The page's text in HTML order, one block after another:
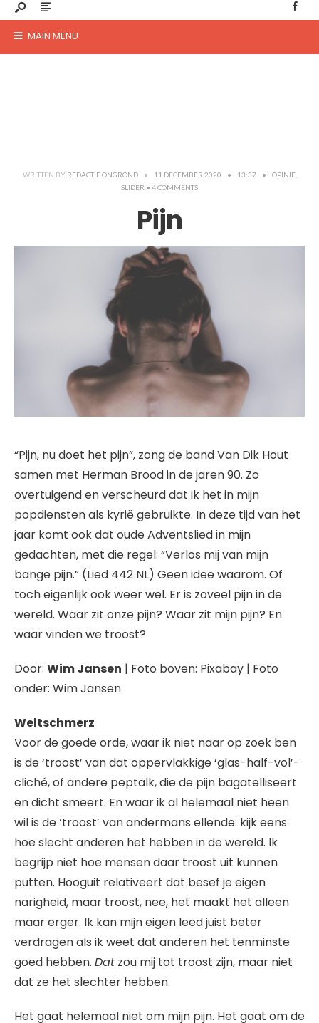
MAIN MENU
WRITTEN BY REDACTIE ONGROND • 11 DECEMBER 2020 • 13:37 • OPINIE,
SLIDER • 4 COMMENTS
Pijn
“Pijn, nu doet het pijn”, zong de band Van Dik Hout
samen met Herman Brood in de jaren 90. Zo
overtuigend en verscheurd dat ik het in mijn
popdiensten als kyrië gebruikte. In deze tijd van het
jaar komt ook dat oude Adventslied in mijn
gedachten, met die regel: “Verlos mij van mijn
bange pijn.” (Lied 442 NL) Geen idee waarom. Of
toch eigenlijk ook weer wel. Er is zoveel pijn in de
wereld. Waar zit onze pijn? Waar zit mijn pijn? En
waar vinden we troost?
Door: Wim Jansen | Foto boven: Pixabay | Foto
onder: Wim Jansen
Weltschmerz
Voor de goede orde, waar ik niet naar op zoek ben
is de ‘troost’ van dat oppervlakkige ‘glas-half-vol’-
cliché, of andere peptalk, die de pijn bagatelliseert
en dicht smeert. En waar ik al helemaal niet heen
wil is de ‘troost’ van andermans ellende: kijk eens
hoe slecht anderen het hebben in de wereld. Ik
begrijp niet hoe mensen daar troost uit kunnen
putten. Hooguit relativeert dat besef je eigen
narigheid, maar troost, nee, het maakt het alleen
maar erger. Ik kan mijn eigen leed juist beter
verdragen als ik weet dat anderen het tenminste
goed hebben. Dat zou mij tot troost zijn, maar niet
dat ze het slechter hebben.
Het gaat helemaal niet om mijn pijn. Het gaat om de